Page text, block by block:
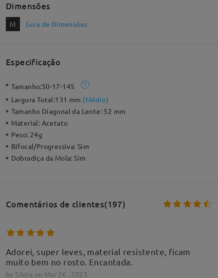
Dimensões
M Guia de Dimensões
Especificação
Tamanho:50-17-145
Largura Total:131 mm (Médio)
Tamanho Diagonal da Lente: 52 mm
Material: Acetato
Peso: 24g
Bifocal/Progressiva:Sim
Dobradiça da Mola:Sim
Comentários de clientes(197)
Adorei, super leves, material resistente, ficam
muito bem no rosto. Encantada.
by Sónia on Mar 26 , 2025